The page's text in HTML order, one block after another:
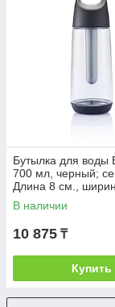
Бутылка для воды
700 мл, черный;
Длина 8 см.,
высота 25 см.,
В наличии
10 875 ₸
Купить